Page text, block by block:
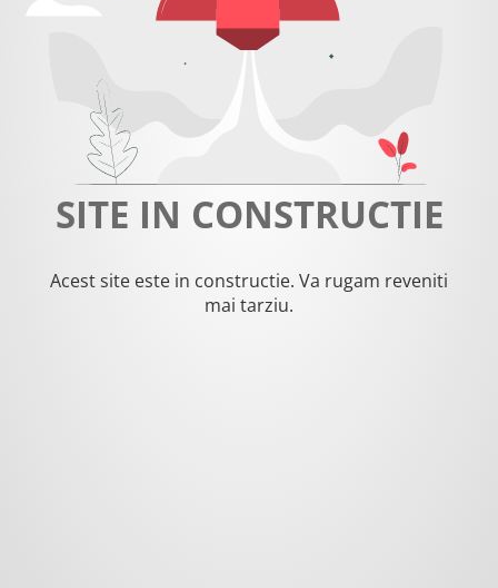
SITE IN CONSTRUCTIE
Acest site este in constructie. Va rugam reveniti
mai tarziu.